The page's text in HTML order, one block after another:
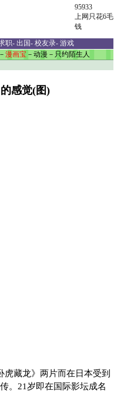
95933
上网只花6毛
钱
职- 出国- 校友录- 游戏
－ 漫画宝 － 动漫 － 只约陌生人
感觉(图)
藏龙》两片而在日本受到
。21岁即在国际影坛成名